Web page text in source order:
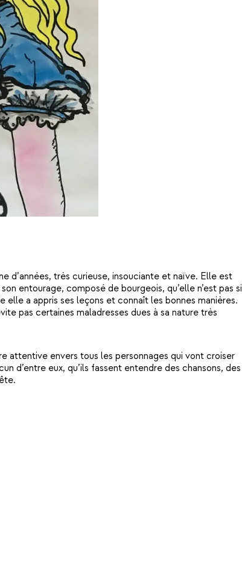
d’années, très curieuse, insouciante et naïve. Elle est
entourage, composé de bourgeois, qu’elle n’est pas si
elle a appris ses leçons et connaît les bonnes manières.
pas certaines maladresses dues à sa nature très
attentive envers tous les personnages qui vont croiser
d’entre eux, qu’ils fassent entendre des chansons, des